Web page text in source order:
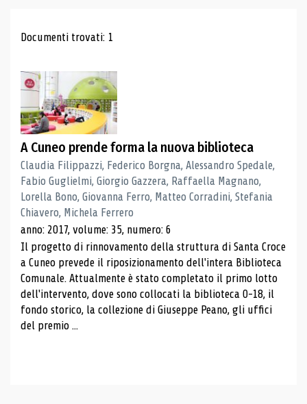
Risultati di ricerca
Documenti trovati: 1
A Cuneo prende forma la nuova biblioteca
Claudia Filippazzi, Federico Borgna, Alessandro Spedale,
Fabio Guglielmi, Giorgio Gazzera, Raffaella Magnano,
Lorella Bono, Giovanna Ferro, Matteo Corradini, Stefania
Chiavero, Michela Ferrero
anno: 2017, volume: 35, numero: 6
Il progetto di rinnovamento della struttura di Santa Croce
a Cuneo prevede il riposizionamento dell'intera Biblioteca
Comunale. Attualmente è stato completato il primo lotto
dell'intervento, dove sono collocati la biblioteca 0-18, il
fondo storico, la collezione di Giuseppe Peano, gli uffici
del premio ...